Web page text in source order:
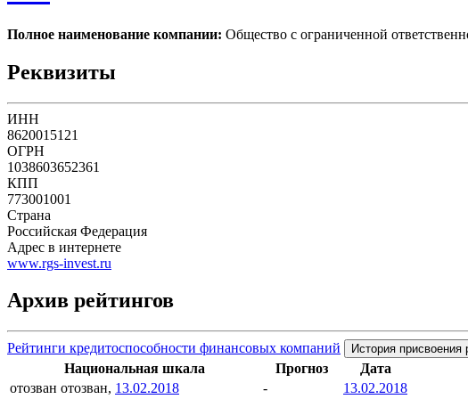
Полное наименование компании: Общество с ограниченной
Реквизиты
ИНН
8620015121
ОГРН
1038603652361
КПП
773001001
Страна
Российская Федерация
Адрес в интернете
www.rgs-invest.ru
Архив рейтингов
Рейтинги кредитоспособности финансовых компаний История присвоения
Национальная шкала Прогноз
Дата
отозван отозван, 13.02.2018 -
13.02.2018